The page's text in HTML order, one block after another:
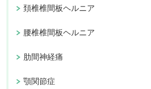
頚椎椎間板ヘルニア
腰椎椎間板ヘルニア
肋間神経痛
顎関節症